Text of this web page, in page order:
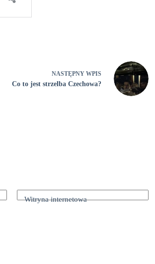
NASTĘPNY WPIS
Co to jest strzelba Czechowa?
Witryna internetowa